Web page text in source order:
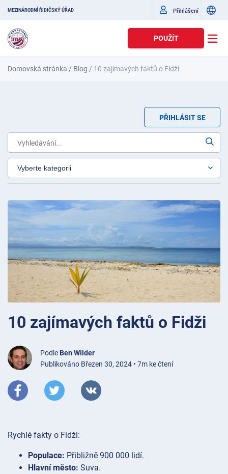
MEZINÁRODNÍ ŘIDIČSKÝ ÚŘAD Přihlášení
POUŽÍT
Domovská stránka / Blog / 10 zajímavých faktů o Fidži
PŘIHLÁSIT SE
10 zajímavých faktů o Fidži
Podle Ben Wilder
Publikováno Březen 30, 2024 • 7m ke čtení
Rychlé fakty o Fidži:
Populace: Přibližně 900 000 lidí.
Hlavní město: Suva.